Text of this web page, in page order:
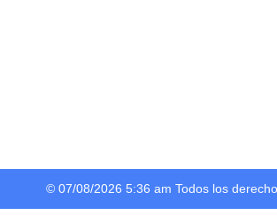
© 07/08/2026 5:36 am Todos los